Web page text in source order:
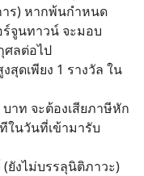
าร) หากพ้นกำหนด
จูนทาวน์ จะมอบ
ศลต่อไป
ดเพียง 1 รางวัล ใน
าท จะต้องเสียภาษีหัก
ในวันที่เข้ามารับ
ยังไม่บรรลุนิติภาวะ)